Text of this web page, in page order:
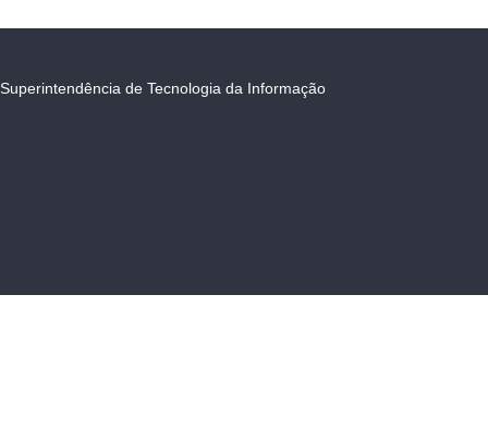
Superintendência de Tecnologia da Informação